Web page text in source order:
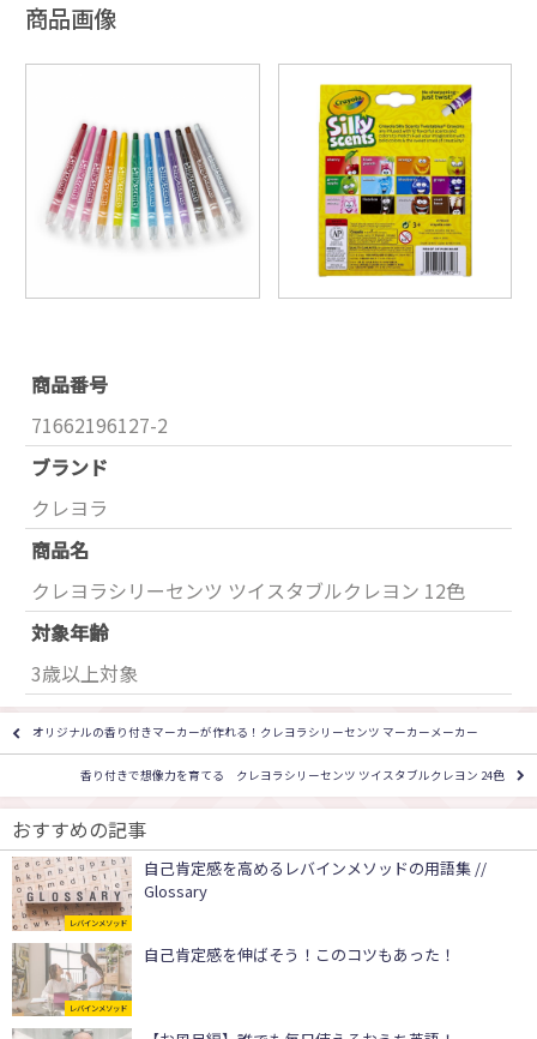
商品画像
商品番号
71662196127-2
ブランド
クレヨラ
商品名
クレヨラシリーセンツ ツイスタブルクレヨン 12色
対象年齢
3歳以上対象
オリジナルの香り付きマーカーが作れる！クレヨラシリーセンツ マーカーメーカー
香り付きで想像力を育てる クレヨラシリーセンツ ツイスタブルクレヨン 24色
おすすめの記事
レバインメソッド
自己肯定感を高めるレバインメソッドの用語集 //
Glossary
レバインメソッド
自己肯定感を伸ばそう！このコツもあった！